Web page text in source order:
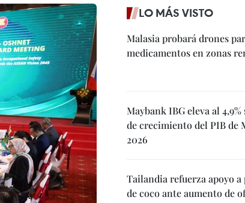
LO MÁS VISTO
Malasia probará drones
medicamentos en zonas
Maybank IBG eleva al
de crecimiento del PIB de
2026
Tailandia refuerza apoyo
de coco ante aumento de